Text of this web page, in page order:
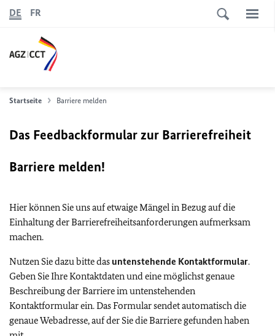
DE FR
Startseite Barriere melden
Das Feedbackformular zur Barrierefreiheit
Barriere melden!
Hier können Sie uns auf etwaige Mängel in Bezug auf die
Einhaltung der Barrierefreiheitsanforderungen aufmerksam
machen.
Nutzen Sie dazu bitte das untenstehende Kontaktformular.
Geben Sie Ihre Kontaktdaten und eine möglichst genaue
Beschreibung der Barriere im untenstehenden
Kontaktformular ein. Das Formular sendet automatisch die
genaue Webadresse, auf der Sie die Barriere gefunden haben